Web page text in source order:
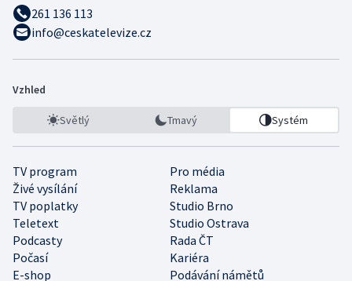
261 136 113
info@ceskatelevize.cz
Vzhled
Světlý Tmavý Systém
TV program
Pro média
Živé vysílání
Reklama
TV poplatky
Studio Brno
Teletext
Studio Ostrava
Podcasty
Rada ČT
Počasí
Kariéra
E-shop
Podávání námětů